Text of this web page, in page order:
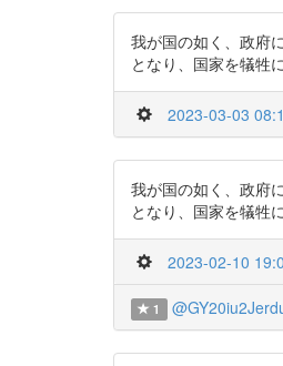
我が国の如く、政府
となり、国家を犠牲
2023-03-03
我が国の如く、政府
となり、国家を犠牲
2023-02-10
1